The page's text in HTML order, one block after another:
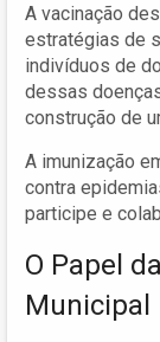
A vacinação
estratégias de
indivíduos de
dessas
construção de
A imunização
contra
participe e
O Papel
Municipal